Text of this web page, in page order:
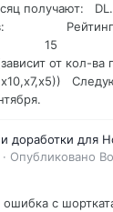
получают:
Рейтинг
15
от кол-ва
доработки для
· Опубликовано
с